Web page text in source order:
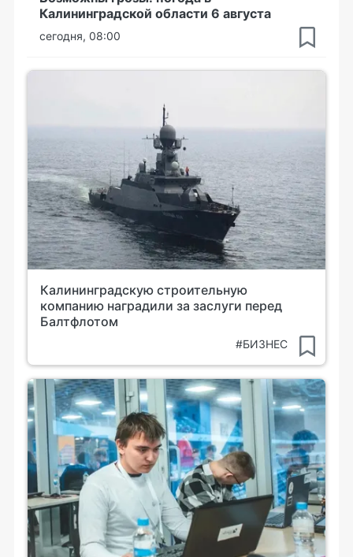
Калининградской области 6 августа
сегодня, 08:00
Калининградскую строительную
компанию наградили за заслуги перед
Балтфлотом
#БИЗНЕС